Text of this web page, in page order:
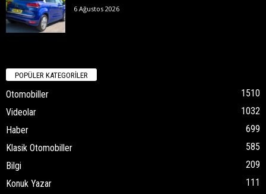
6 Ağustos 2026
POPÜLER KATEGORİLER
Otomobiller
1510
Videolar
1032
Haber
699
Klasik Otomobiller
585
Bilgi
209
Konuk Yazar
111